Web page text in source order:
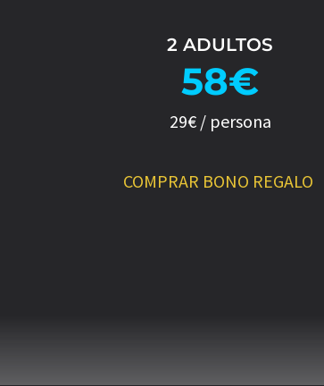
2 ADULTOS
58€
29€ / persona
COMPRAR BONO REGALO